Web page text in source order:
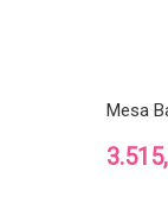
Mesa